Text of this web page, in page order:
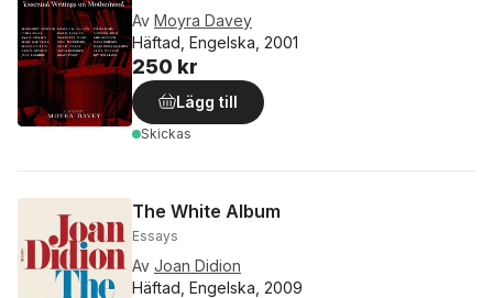
Av Moyra Davey
Häftad, Engelska, 2001
250 kr
Lägg till
Skickas
The White Album
Essays
Av Joan Didion
Häftad, Engelska, 2009